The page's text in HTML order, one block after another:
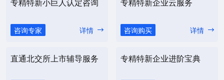
咨询专家 详情 咨询购买 详情
直通北交所上市辅导服务 专精特新企业进阶宝典